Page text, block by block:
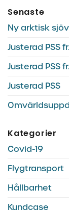
Senaste
Ny arktisk
Justerad PSS
Justerad PSS
Justerad PSS
Kategorier
Covid-19
Flygtransport
Hållbarhet
Kundcase